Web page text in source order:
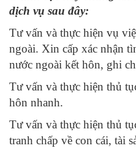
dịch vụ sau đây:
Tư vấn và thực hiện vụ
ngoài. Xin cấp xác nhận
nước ngoài kết hôn, ghi
Tư vấn và thực hiện thủ
hôn nhanh.
Tư vấn và thực hiện thủ
tranh chấp về con cái, tài